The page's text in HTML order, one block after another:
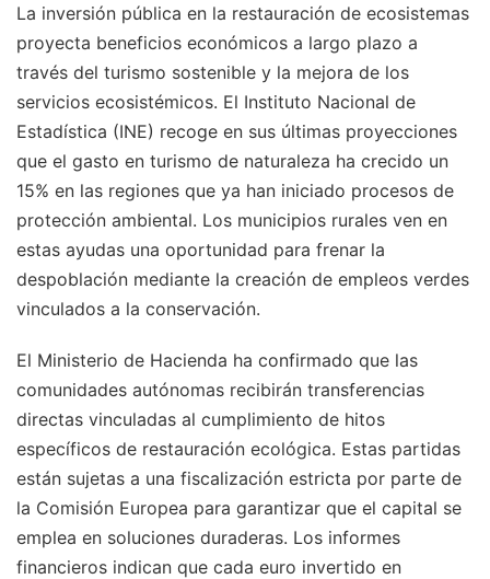
La inversión pública en la restauración de ecosistemas
proyecta beneficios económicos a largo plazo a
través del turismo sostenible y la mejora de los
servicios ecosistémicos. El Instituto Nacional de
Estadística (INE) recoge en sus últimas proyecciones
que el gasto en turismo de naturaleza ha crecido un
15% en las regiones que ya han iniciado procesos de
protección ambiental. Los municipios rurales ven en
estas ayudas una oportunidad para frenar la
despoblación mediante la creación de empleos verdes
vinculados a la conservación.
El Ministerio de Hacienda ha confirmado que las
comunidades autónomas recibirán transferencias
directas vinculadas al cumplimiento de hitos
específicos de restauración ecológica. Estas partidas
están sujetas a una fiscalización estricta por parte de
la Comisión Europea para garantizar que el capital se
emplea en soluciones duraderas. Los informes
financieros indican que cada euro invertido en